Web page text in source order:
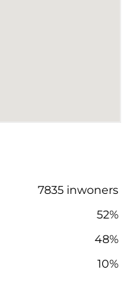
7835 inwoners
52%
48%
10%